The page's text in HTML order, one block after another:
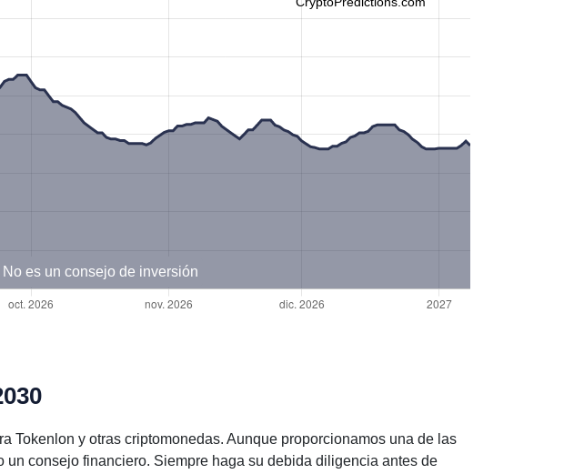
No es un consejo de inversión
Tokenlon y otras criptomonedas. Aunque proporcionamos una de las
consejo financiero. Siempre haga su debida diligencia antes de